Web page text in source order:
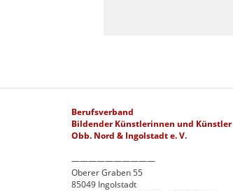
Berufsverband
Bildender Künstlerinnen und Künstler
Obb. Nord & Ingolstadt e. V.
——————————
Oberer Graben 55
85049 Ingolstadt